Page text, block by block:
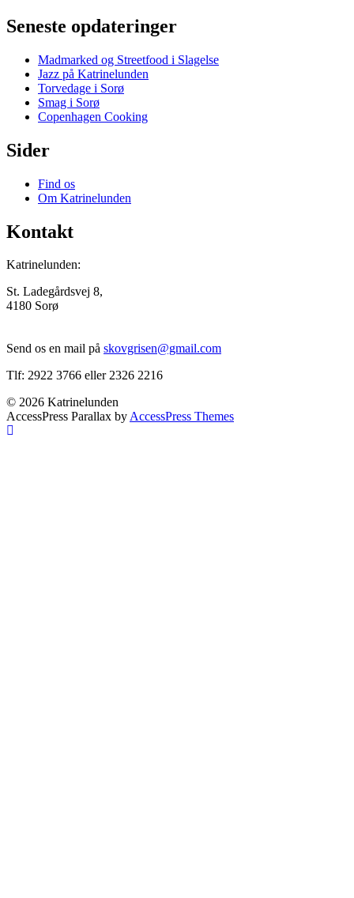
Seneste opdateringer
Madmarked og Streetfood i Slagelse
Jazz på Katrinelunden
Torvedage i Sorø
Smag i Sorø
Copenhagen Cooking
Sider
Find os
Om Katrinelunden
Kontakt
Katrinelunden:
St. Ladegårdsvej 8,
4180 Sorø
Send os en mail på skovgrisen@gmail.com
Tlf: 2922 3766 eller 2326 2216
© 2026 Katrinelunden
AccessPress Parallax byAccessPress Themes